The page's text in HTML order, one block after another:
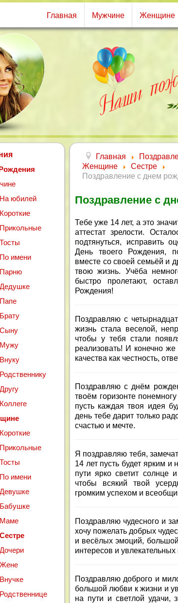
Главная Мужчине Женщине
На юбилей
Короткие
Прикольные
Тосты
По имени
Парню
Дедушке
Папе
Брату
Сыну
Мужу
Внуку
Родственнику
Другу
Коллеге
Короткие
Прикольные
Тосты
По имени
Девушке
Бабушке
Маме
Сестре
Дочери
Жене
Внучке
Родственнице
Главная
Женщине
Сестре
Поздравление с днем
Поздравление с
Тебе уже 14 лет, а это
аттестат зрелости.
подтянуться, исправить
День твоего Рождения,
вместе со своей семьёй и
твою жизнь. Учёба
быстро пролетают,
Рождения!
Поздравляю с
жизнь стала веселой,
чтобы у тебя стали
реализовать! И конечно
качества как честность,
Поздравляю с днём
твоём горизонте
пусть каждая твоя идея
день тебе дарит только
счастью и мечте.
Я поздравляю тебя,
14 лет пусть будет ярким
пути ярко светит солнце
чтобы всякий твой
громким успехом и
Поздравляю чудесного и
хочу пожелать добрых
и весёлых эмоций,
интересов и
Поздравляю доброго и
большой любви к жизни и
на пути и светлой удачи,